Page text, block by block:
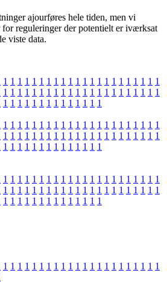
ajourføres hele tiden, men vi
for reguleringer der potentielt er iværksat
viste data.
1 1 1 1 1 1 1 1 1 1 1 1 1 1 1 1 1 1 1 1 1 1
1 1 1 1 1 1 1 1 1 1 1 1 1 1 1 1 1 1 1 1 1 1
1 1 1 1 1 1 1 1 1 1 1 1 1 1
1 1 1 1 1 1 1 1 1 1 1 1 1 1 1 1 1 1 1 1 1 1
1 1 1 1 1 1 1 1 1 1 1 1 1 1 1 1 1 1 1 1 1 1
1 1 1 1 1 1 1 1 1 1 1 1 1 1
1 1 1 1 1 1 1 1 1 1 1 1 1 1 1 1 1 1 1 1 1 1
1 1 1 1 1 1 1 1 1 1 1 1 1 1 1 1 1 1 1 1 1 1
1 1 1 1 1 1 1 1 1 1 1 1 1 1
1 1 1 1 1 1 1 1 1 1 1 1 1 1 1 1 1 1 1 1 1 1